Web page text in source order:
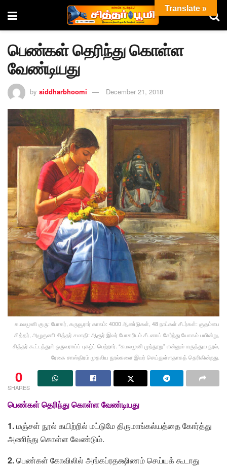
பெண்கள் தெரிந்து கொள்ள
வேண்டியது
by siddharbhoomi December 21, 2018
கமலமுனி குரு: போகர், கருவூரார் காலம்: 4000 ஆண்டுகள், 48 நாட்கள் சீடர்கள்: குதம்பை
சித்தர், அழுகுணி சித்தர் சமாதி: ஆரூர் இவர் போகரிடம் சீடனாய் சேர்ந்து யோகம் பயின்று,
சித்தர் கூட்டத்துள் ஒருவராய்ப் புகழ்ப் பெற்றார். “கமலமுனி முந்நூறு” என்னும் மருத்துவ நூல்,
ரேகை சாஸ்திரம் முதலிய நூல்களை இவர் செய்துள்ளதாகத் தெரிகின்றது.
0
SHARES
பெண்கள் தெரிந்து கொள்ள வேண்டியது
1.மஞ்சள் நூல் கயிற்றில் மட்டுமே திருமாங்கல்யத்தை கோர்த்து
அணிந்து கொள்ள வேண்டும்.
2.பெண்கள் கோவிலில் அங்கப்ரதக்ஷிணம் செய்யக் கூடாது
Translate »